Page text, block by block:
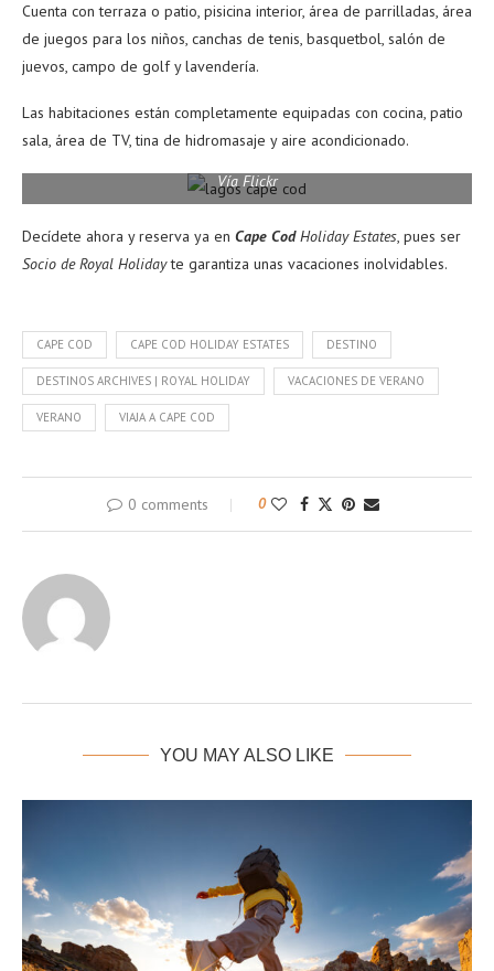
Cuenta con terraza o patio, pisicina interior, área de parrilladas, área
de juegos para los niños, canchas de tenis, basquetbol, salón de
juevos, campo de golf y lavendería.
Las habitaciones están completamente equipadas con cocina, patio
sala, área de TV, tina de hidromasaje y aire acondicionado.
Vía Flickr
Decídete ahora y reserva ya en Cape CodHoliday Estates, pues ser
Socio de Royal Holidayte garantiza unas vacaciones inolvidables.
CAPE COD CAPE COD HOLIDAY ESTATES DESTINO
DESTINOS ARCHIVES | ROYAL HOLIDAY VACACIONES DE VERANO
VERANO VIAJA A CAPE COD
0 comments 0
YOU MAY ALSO LIKE